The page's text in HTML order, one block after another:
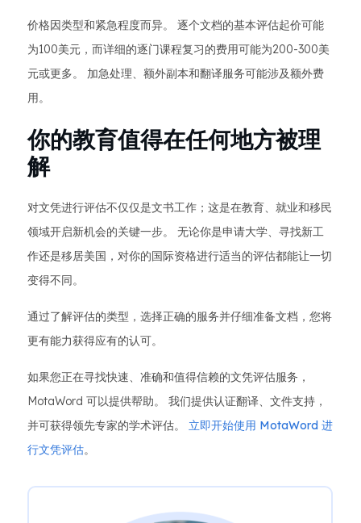
价格因类型和紧急程度而异。 逐个文档的基本评估起价可能
为100美元，而详细的逐门课程复习的费用可能为200-300美
元或更多。 加急处理、额外副本和翻译服务可能涉及额外费
用。
你的教育值得在任何地方被理
解
对文凭进行评估不仅仅是文书工作；这是在教育、就业和移民
领域开启新机会的关键一步。 无论你是申请大学、寻找新工
作还是移居美国，对你的国际资格进行适当的评估都能让一切
变得不同。
通过了解评估的类型，选择正确的服务并仔细准备文档，您将
更有能力获得应有的认可。
如果您正在寻找快速、准确和值得信赖的文凭评估服务，
MotaWord 可以提供帮助。 我们提供认证翻译、文件支持，
并可获得领先专家的学术评估。 立即开始使用 MotaWord 进
行文凭评估。